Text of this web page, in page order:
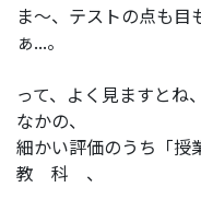
ま～、テストの点も
ぁ...。
って、よく見ますとね
なかの、
細かい評価のうち「
教 科 、